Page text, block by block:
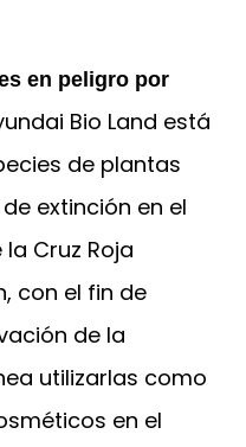
en peligro por
Bio Land está
de plantas
extinción en el
Cruz Roja
con el fin de
de la
utilizarlas como
en el